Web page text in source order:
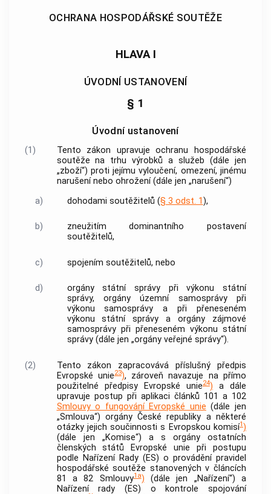
OCHRANA HOSPODÁŘSKÉ SOUTĚŽE
HLAVA I
ÚVODNÍ USTANOVENÍ
§ 1
Úvodní ustanovení
(1)
Tento zákon upravuje ochranu hospodářské
soutěže na trhu výrobků a služeb (dále jen
„zboží“) proti jejímu vyloučení, omezení, jinému
narušení nebo ohrožení (dále jen „narušení“)
a)
dohodami soutěžitelů (§ 3 odst. 1),
b)
zneužitím dominantního postavení
soutěžitelů,
c) spojením soutěžitelů, nebo
d)
orgány státní správy při výkonu státní
správy, orgány územní samosprávy při
výkonu samosprávy a při přeneseném
výkonu státní správy a orgány zájmové
samosprávy při přeneseném výkonu státní
správy (dále jen „orgány veřejné správy“).
(2)
Tento zákon zapracovává příslušný předpis
Evropské unie23), zároveň navazuje na přímo
použitelné předpisy Evropské unie24) a dále
upravuje postup při aplikaci článků 101 a 102
Smlouvy o fungování Evropské unie (dále jen
„Smlouva“) orgány České republiky a některé
otázky jejich součinnosti s Evropskou komisí1)
(dále jen „Komise“) a s orgány ostatních
členských států Evropské unie při postupu
podle Nařízení Rady (ES) o provádění pravidel
hospodářské soutěže stanovených v článcích
81 a 82 Smlouvy1a) (dále jen „Nařízení“) a
Nařízení rady (ES) o kontrole spojování